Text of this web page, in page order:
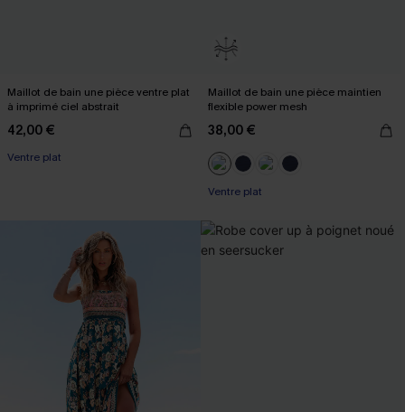
Maillot de bain une pièce ventre plat
à imprimé ciel abstrait
42,00 €
Ventre plat
Maillot de bain une pièce maintien
flexible power mesh
38,00 €
Ventre plat